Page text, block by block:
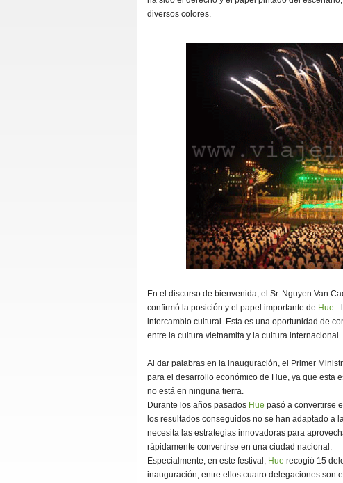
diversos colores.
En el discurso de bienvenida, el Sr. Nguyen Van
confirmó la posición y el papel importante de Hue -
intercambio cultural. Esta es una oportunidad de
entre la cultura vietnamita y la cultura internacional.
Al dar palabras en la inauguración, el Primer
para el desarrollo económico de Hue, ya que esta
no está en ninguna tierra.
Durante los años pasados Hue pasó a convertirse
los resultados conseguidos no se han adaptado a
necesita las estrategias innovadoras para
rápidamente convertirse en una ciudad nacional.
Especialmente, en este festival, Hue recogió 15
inauguración, entre ellos cuatro delegaciones son